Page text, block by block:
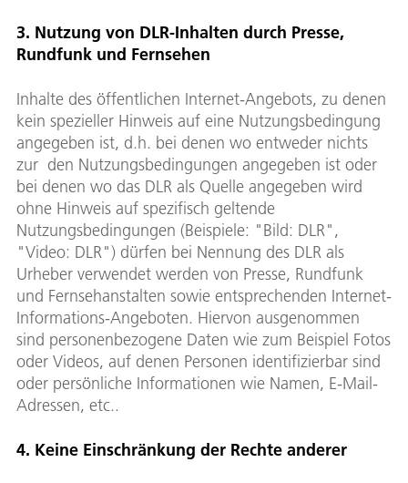
3. Nutzung von DLR-Inhalten durch Presse,
Rundfunk und Fernsehen
Inhalte des öffentlichen Internet-Angebots, zu denen
kein spezieller Hinweis auf eine Nutzungsbedingung
angegeben ist, d.h. bei denen wo entweder nichts
zur den Nutzungsbedingungen angegeben ist oder
bei denen wo das DLR als Quelle angegeben wird
ohne Hinweis auf spezifisch geltende
Nutzungsbedingungen (Beispiele: "Bild: DLR",
"Video: DLR") dürfen bei Nennung des DLR als
Urheber verwendet werden von Presse, Rundfunk
und Fernsehanstalten sowie entsprechenden Internet-
Informations-Angeboten. Hiervon ausgenommen
sind personenbezogene Daten wie zum Beispiel Fotos
oder Videos, auf denen Personen identifizierbar sind
oder persönliche Informationen wie Namen, E-Mail-
Adressen, etc..
4. Keine Einschränkung der Rechte anderer